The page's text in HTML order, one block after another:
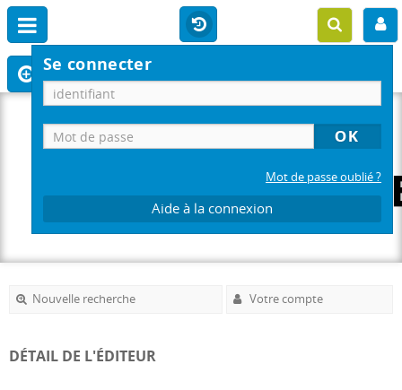
Se connecter
Mot de passe oublié ?
Aide à la connexion
Nouvelle recherche Votre compte
DÉTAIL DE L'ÉDITEUR